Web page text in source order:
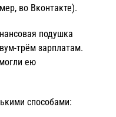
во Вконтакте).
подушка
трём зарплатам.
ею
способами: